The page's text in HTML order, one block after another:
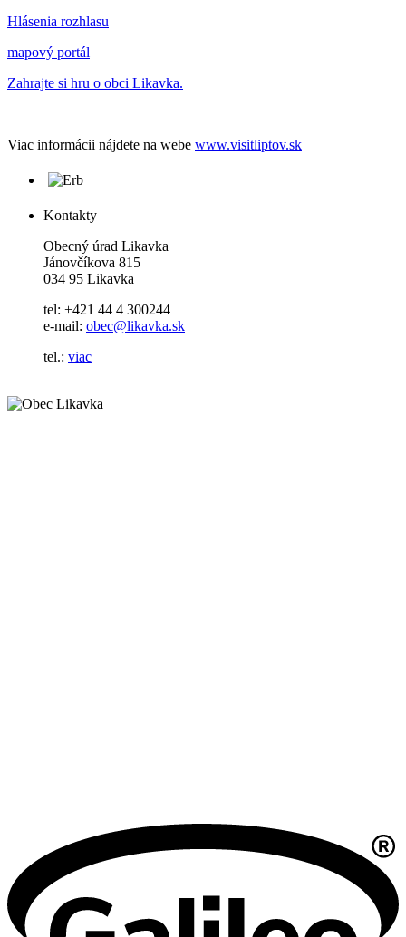
Hlásenia rozhlasu
mapový portál
Zahrajte si hru o obci Likavka.
Viac informácii nájdete na webe www.visitliptov.sk
Kontakty
Obecný úrad Likavka
Jánovčíkova 815
034 95 Likavka
tel: +421 44 4 300244
e-mail: obec@likavka.sk
tel.: viac